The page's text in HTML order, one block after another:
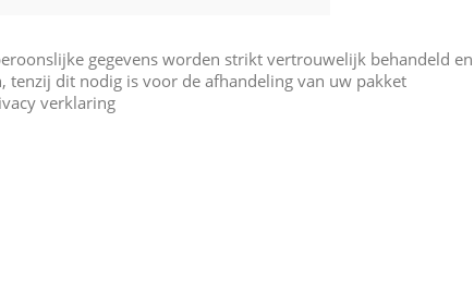
gegevens worden strikt vertrouwelijk behandeld
tenzij dit nodig is voor de afhandeling van uw pakket
verklaring